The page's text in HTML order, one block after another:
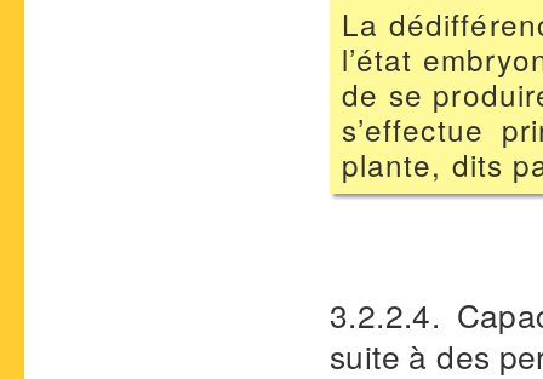
La
l’état
de se
s’effectue
plante, dits
3.2.2.4.
suite à des